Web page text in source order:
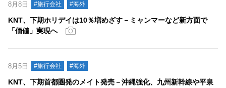
8月8日 #旅行会社 #海外
KNT、下期ホリデイは10％増めざす－ミャンマーなど新方面で
「価値」実現へ
8月5日 #旅行会社 #海外
KNT、下期首都圏発のメイト発売－沖縄強化、九州新幹線や平泉